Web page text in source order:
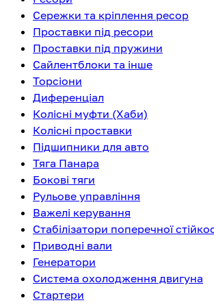
Сережки та кріплення ресор
Проставки під ресори
Проставки під пружини
Сайлентблоки та інше
Торсіони
Диференціал
Колісні муфти (Хаби)
Колісні проставки
Підшипники для авто
Тяга Панара
Бокові тяги
Рульове управління
Важелі керування
Стабілізатори поперечної
Приводні вали
Генератори
Система охолодження двигуна
Стартери